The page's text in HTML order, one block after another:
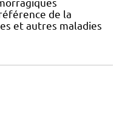
de la
et autres maladies